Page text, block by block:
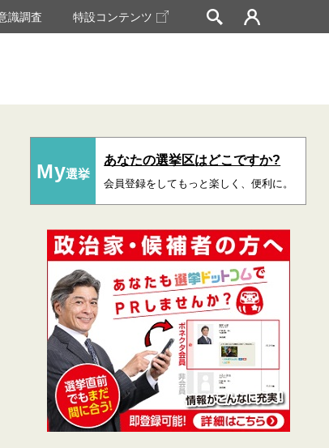
識調査 特設コンテンツ
My選挙
あなたの選挙区はどこですか?
会員登録をしてもっと楽しく、便利に。